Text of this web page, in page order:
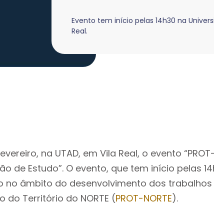
Evento tem início pelas 14h30 na
Real.
na UTAD, em Vila Real, o evento “PROT-
de Estudo”. O evento, que tem início pelas
no âmbito do desenvolvimento dos
do Território do NORTE (PROT-NORTE).